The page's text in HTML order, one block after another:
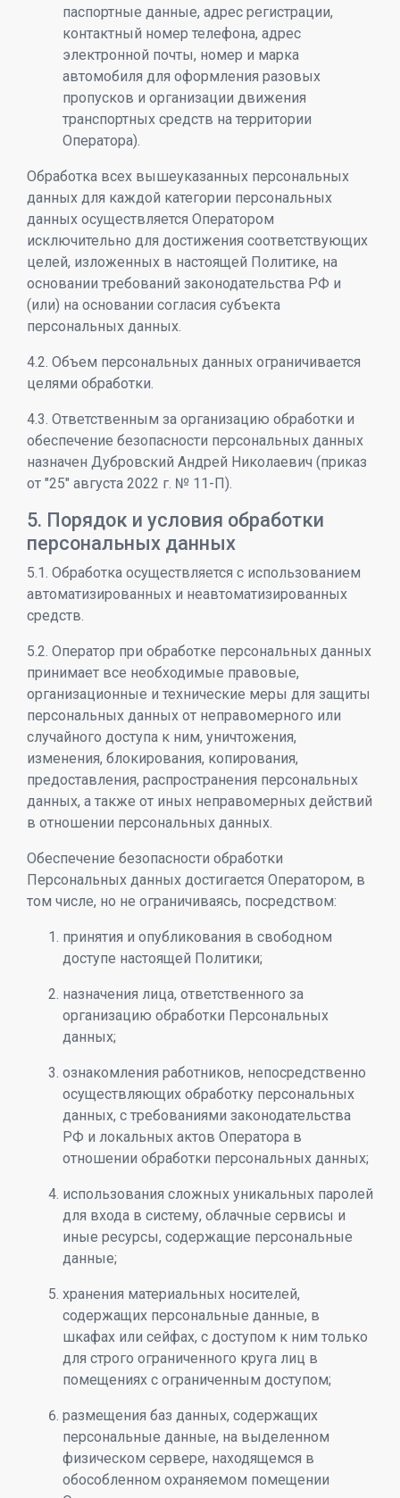
паспортные данные, адрес регистрации,
контактный номер телефона, адрес
электронной почты, номер и марка
автомобиля для оформления разовых
пропусков и организации движения
транспортных средств на территории
Оператора).
Обработка всех вышеуказанных персональных
данных для каждой категории персональных
данных осуществляется Оператором
исключительно для достижения соответствующих
целей, изложенных в настоящей Политике, на
основании требований законодательства РФ и
(или) на основании согласия субъекта
персональных данных.
4.2. Объем персональных данных ограничивается
целями обработки.
4.3. Ответственным за организацию обработки и
обеспечение безопасности персональных данных
назначен Дубровский Андрей Николаевич (приказ
от "25" августа 2022 г. № 11-П).
5. Порядок и условия обработки
персональных данных
5.1. Обработка осуществляется с использованием
автоматизированных и неавтоматизированных
средств.
5.2. Оператор при обработке персональных данных
принимает все необходимые правовые,
организационные и технические меры для защиты
персональных данных от неправомерного или
случайного доступа к ним, уничтожения,
изменения, блокирования, копирования,
предоставления, распространения персональных
данных, а также от иных неправомерных действий
в отношении персональных данных.
Обеспечение безопасности обработки
Персональных данных достигается Оператором, в
том числе, но не ограничиваясь, посредством:
принятия и опубликования в свободном
доступе настоящей Политики;
назначения лица, ответственного за
организацию обработки Персональных
данных;
ознакомления работников, непосредственно
осуществляющих обработку персональных
данных, с требованиями законодательства
РФ и локальных актов Оператора в
отношении обработки персональных данных;
использования сложных уникальных паролей
для входа в систему, облачные сервисы и
иные ресурсы, содержащие персональные
данные;
хранения материальных носителей,
содержащих персональные данные, в
шкафах или сейфах, с доступом к ним только
для строго ограниченного круга лиц в
помещениях с ограниченным доступом;
размещения баз данных, содержащих
персональные данные, на выделенном
физическом сервере, находящемся в
обособленном охраняемом помещении